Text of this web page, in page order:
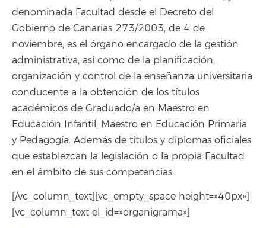
denominada Facultad desde el Decreto del
Gobierno de Canarias 273/2003, de 4 de
noviembre, es el órgano encargado de la gestión
administrativa, así como de la planificación,
organización y control de la enseñanza universitaria
conducente a la obtención de los títulos
académicos de Graduado/a en Maestro en
Educación Infantil, Maestro en Educación Primaria
y Pedagogía. Además de títulos y diplomas oficiales
que establezcan la legislación o la propia Facultad
en el ámbito de sus competencias.
[/vc_column_text][vc_empty_space height=»40px»]
[vc_column_text el_id=»organigrama»]